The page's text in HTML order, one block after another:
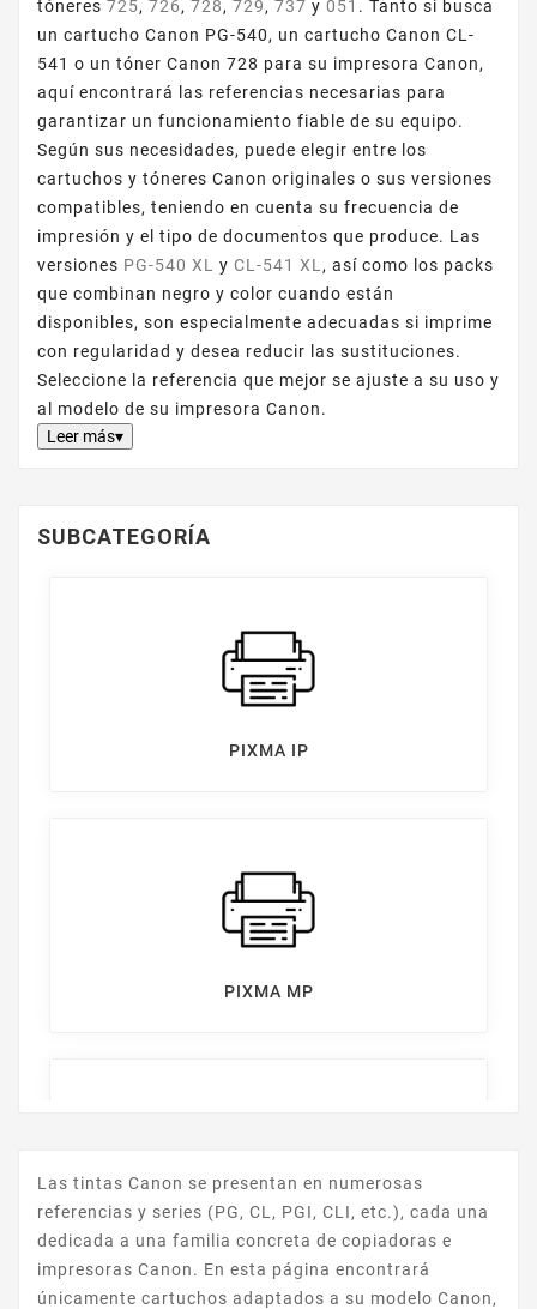
tóneres 725, 726, 728, 729, 737 y 051 . Tanto si busca
un cartucho Canon PG-540, un cartucho Canon CL-
541 o un tóner Canon 728 para su impresora Canon,
aquí encontrará las referencias necesarias para
garantizar un funcionamiento fiable de su equipo.
Según sus necesidades, puede elegir entre los
cartuchos y tóneres Canon originales o sus versiones
compatibles, teniendo en cuenta su frecuencia de
impresión y el tipo de documentos que produce. Las
versiones PG-540 XL y CL-541 XL , así como los packs
que combinan negro y color cuando están
disponibles, son especialmente adecuadas si imprime
con regularidad y desea reducir las sustituciones.
Seleccione la referencia que mejor se ajuste a su uso y
al modelo de su impresora Canon.
Leer más▾
SUBCATEGORÍA
PIXMA IP
PIXMA MP
PIXMA MX
Las tintas Canon se presentan en numerosas
referencias y series (PG, CL, PGI, CLI, etc.), cada una
dedicada a una familia concreta de copiadoras e
impresoras Canon. En esta página encontrará
únicamente cartuchos adaptados a su modelo Canon,